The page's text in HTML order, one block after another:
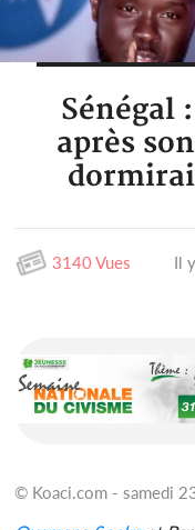
Sénégal
après
3140 Vues Il
© Koaci.com - samedi